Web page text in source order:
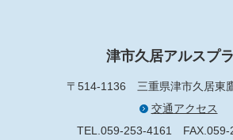
津市久居アルスプ
〒514-1136 三重県津市久居東
交通アクセス
TEL.059-253-4161 FAX.059-